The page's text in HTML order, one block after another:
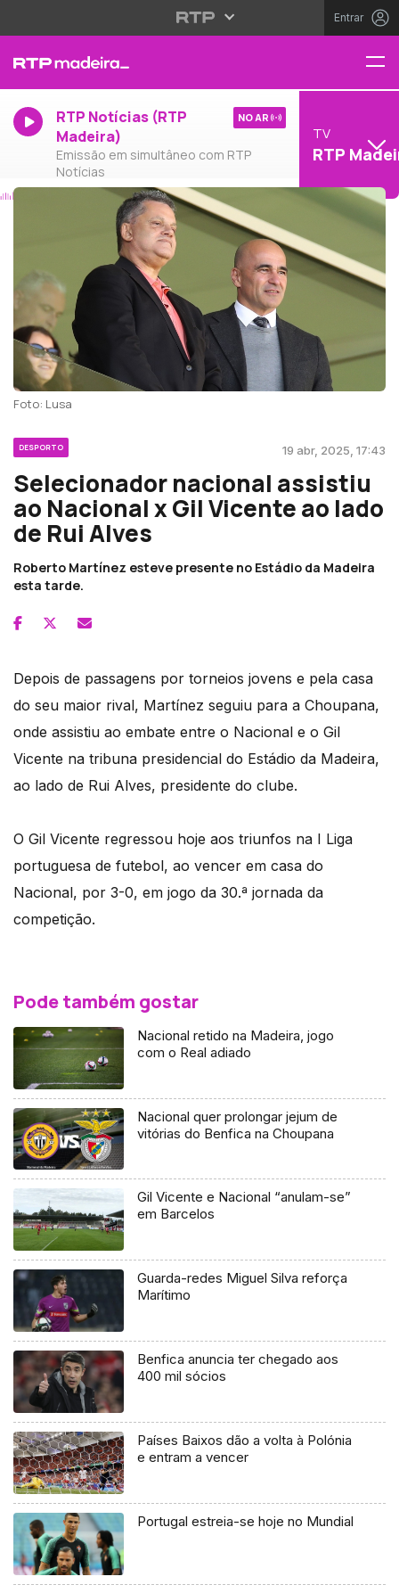
Entrar
RTP Notícias (RTP
Madeira)
Emissão em simultâneo com RTP
Notícias
NO AR
TV
RTP
Foto: Lusa
DESPORTO 19 abr, 2025, 17:43
Selecionador nacional assistiu
ao Nacional x Gil Vicente ao lado
de Rui Alves
Roberto Martínez esteve presente no Estádio da Madeira
esta tarde.
Depois de passagens por torneios jovens e pela casa
do seu maior rival, Martínez seguiu para a Choupana,
onde assistiu ao embate entre o Nacional e o Gil
Vicente na tribuna presidencial do Estádio da Madeira,
ao lado de Rui Alves, presidente do clube.
O Gil Vicente regressou hoje aos triunfos na I Liga
portuguesa de futebol, ao vencer em casa do
Nacional, por 3-0, em jogo da 30.ª jornada da
competição.
Pode também gostar
Nacional retido na Madeira, jogo
com o Real adiado
Nacional quer prolongar jejum de
vitórias do Benfica na Choupana
Gil Vicente e Nacional “anulam-se”
em Barcelos
Guarda-redes Miguel Silva reforça
Marítimo
Benfica anuncia ter chegado aos
400 mil sócios
Países Baixos dão a volta à Polónia
e entram a vencer
Portugal estreia-se hoje no Mundial